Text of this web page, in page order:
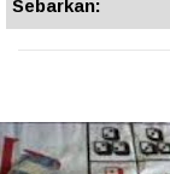
Sebarkan: